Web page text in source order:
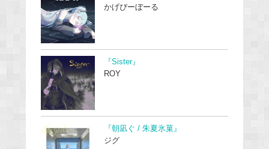
かげぴーぼーる
『Sister』
ROY
『朝凪ぐ / 朱夏氷菓』
ジグ